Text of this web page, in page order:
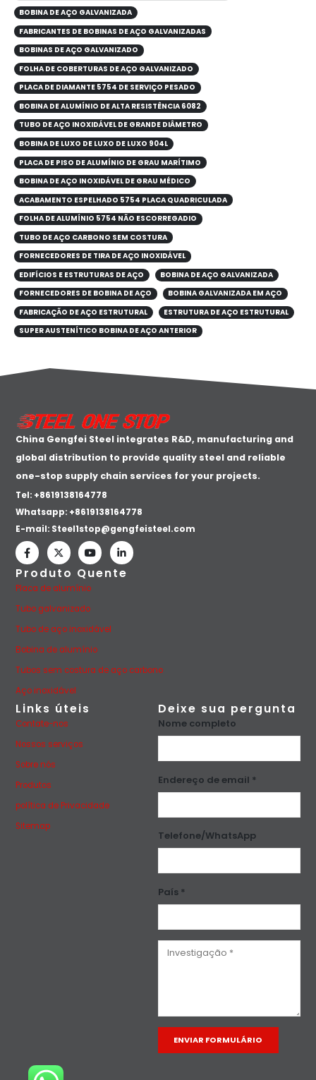
BOBINA DE AÇO GALVANIZADA
FABRICANTES DE BOBINAS DE AÇO GALVANIZADAS
BOBINAS DE AÇO GALVANIZADO
FOLHA DE COBERTURAS DE AÇO GALVANIZADO
PLACA DE DIAMANTE 5754 DE SERVIÇO PESADO
BOBINA DE ALUMÍNIO DE ALTA RESISTÊNCIA 6082
TUBO DE AÇO INOXIDÁVEL DE GRANDE DIÂMETRO
BOBINA DE LUXO DE LUXO DE LUXO 904L
PLACA DE PISO DE ALUMÍNIO DE GRAU MARÍTIMO
BOBINA DE AÇO INOXIDÁVEL DE GRAU MÉDICO
ACABAMENTO ESPELHADO 5754 PLACA QUADRICULADA
FOLHA DE ALUMÍNIO 5754 NÃO ESCORREGADIO
TUBO DE AÇO CARBONO SEM COSTURA
FORNECEDORES DE TIRA DE AÇO INOXIDÁVEL
EDIFÍCIOS E ESTRUTURAS DE AÇO
BOBINA DE AÇO GALVANIZADA
FORNECEDORES DE BOBINA DE AÇO
BOBINA GALVANIZADA EM AÇO
FABRICAÇÃO DE AÇO ESTRUTURAL
ESTRUTURA DE AÇO ESTRUTURAL
SUPER AUSTENÍTICO BOBINA DE AÇO ANTERIOR
China Gengfei Steel integrates R&D, manufacturing and
global distribution to provide quality steel and reliable
one-stop supply chain services for your projects.
Tel: +8619138164778
Whatsapp: +8619138164778
E-mail: Steel1stop@gengfeisteel.com
Produto Quente
Placa de alumínio
Tubo galvanizado
Tubo de aço inoxidável
Bobina de alumínio
Tubos sem costura de aço carbono
Aço inoxidável
Links úteis
Contate-nos
Nossos serviços
Sobre nós
Produtos
política de Privacidade
Sitemap
Deixe sua pergunta
Nome completo
Endereço de email *
Telefone/WhatsApp
País *